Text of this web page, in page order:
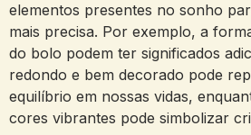
elementos presentes no sonho
mais precisa. Por exemplo, a
do bolo podem​ ter significados
redondo e ⁢bem decorado pode
equilíbrio em nossas vidas,
⁣cores vibrantes ⁤pode ‌simbolizar